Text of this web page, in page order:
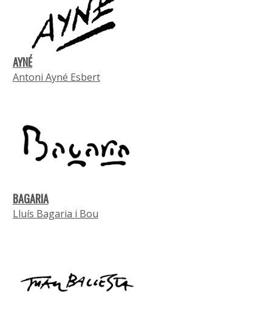
AYNÉ
Antoni Ayné Esbert
BAGARIA
Lluís Bagaria i Bou